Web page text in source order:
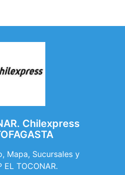
Chilexpress
Mapa, Sucursales y
TOCONAR.